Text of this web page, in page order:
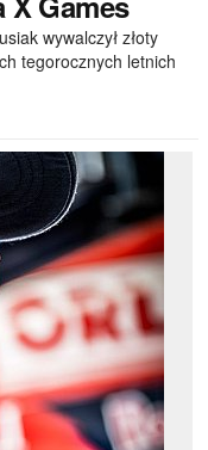
wywalczył złoty
tegorocznych letnich